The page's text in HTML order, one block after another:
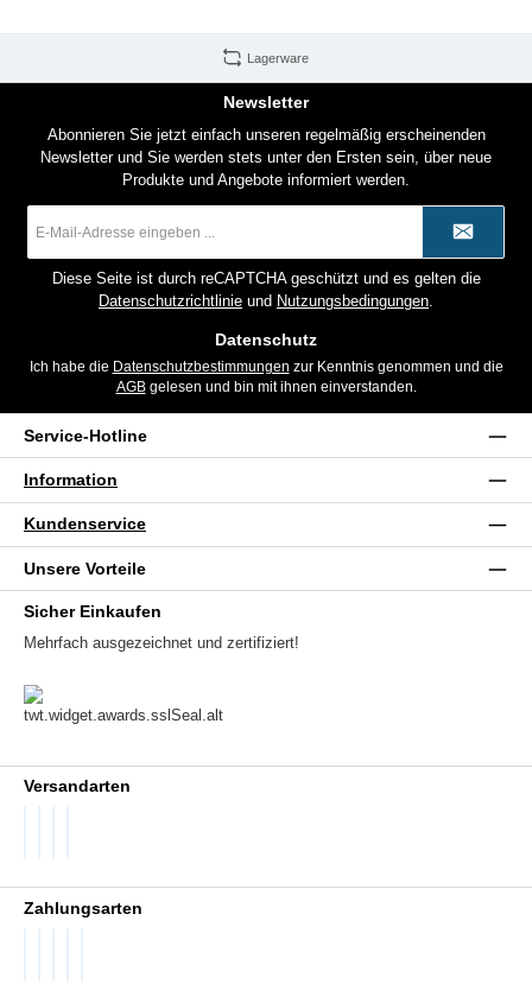
Lagerware
Newsletter
Abonnieren Sie jetzt einfach unseren regelmäßig erscheinenden
Newsletter und Sie werden stets unter den Ersten sein, über neue
Produkte und Angebote informiert werden.
Mail-
Adresse
Diese Seite ist durch reCAPTCHA geschützt und es gelten die
Datenschutzrichtlinie und Nutzungsbedingungen
Datenschutz
Ich habe die Datenschutzbestimmungen
AGBgelesen und bin mit ihnen einverstanden.
Service-Hotline
Information
Kundenservice
Unsere Vorteile
Sicher Einkaufen
Mehrfach ausgezeichnet und zertifiziert!
Versandarten
Zahlungsarten